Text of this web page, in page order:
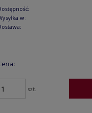
w:
szt.